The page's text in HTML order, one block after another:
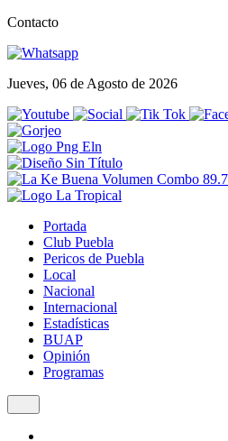
Contacto
Jueves, 06 de Agosto de 2026
Portada
Club Puebla
Pericos de Puebla
Local
Nacional
Internacional
Estadísticas
BUAP
Opinión
Programas